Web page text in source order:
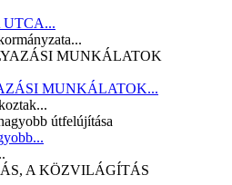
MUNKÁLATOK...